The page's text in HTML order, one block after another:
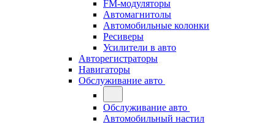
FM-модуляторы
Автомагнитолы
Автомобильные колонки
Ресиверы
Усилители в авто
Авторегистраторы
Навигаторы
Обслуживание авто
Обслуживание авто
Автомобильный настил